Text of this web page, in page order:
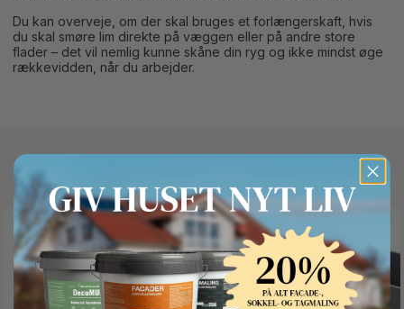
Du kan overveje, om der skal bruges et forlængerskaft, hvis
du skal smøre lim direkte på væggen eller på andre store
flader – det vil nemlig kunne skåne din ryg og ikke mindst øge
rækkevidden, når du arbejder.
Button Text